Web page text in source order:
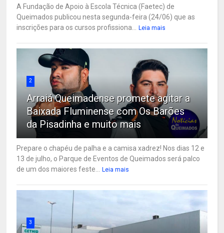
A Fundação de Apoio à Escola Técnica (Faetec) de
Queimados publicou nesta segunda-feira (24/06) que as
inscrições para os cursos profissiona...
Leia mais
2
Arraiá Queimadense promete agitar a
Baixada Fluminense com Os Barões
da Pisadinha e muito mais
Prepare o chapéu de palha e a camisa xadrez! Nos dias 12 e
13 de julho, o Parque de Eventos de Queimados será palco
de um dos maiores feste...
Leia mais
3